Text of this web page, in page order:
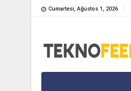
Cumartesi, Ağustos 1, 2026